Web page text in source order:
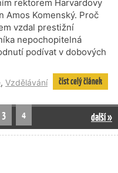
rektorem Harvardovy
Amos Komenský. Proč
vzdal prestižní
nepochopitelná
podívat v dobových
, Vzdělávání číst celý článek
3 4 další »